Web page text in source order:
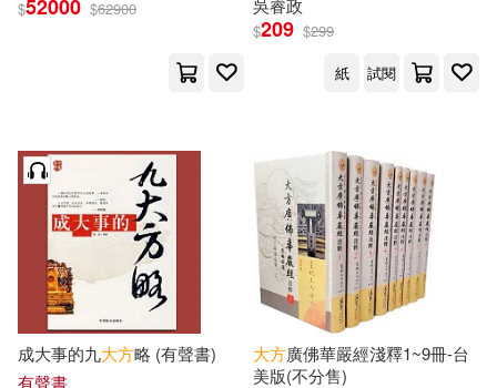
國家工業信息安全發展研究中心(3)
失譯(3)
宋龍華(3) 富增章成(3)
富蘭克林·羅斯福(3)
廈門大學教務處(3) 張暉(3)
朱雀(10)
湖南師範大學出版社(10)
經濟管理出版社(10)
西南交通大學出版社(10)
貴州科技出版社(10)
$52000 $62900 吳睿政
$209 $299
紙
試閱
成大事的九大方略 (有聲書)
有聲書
大方廣佛華嚴經淺釋1~9冊-台
美版(不分售)